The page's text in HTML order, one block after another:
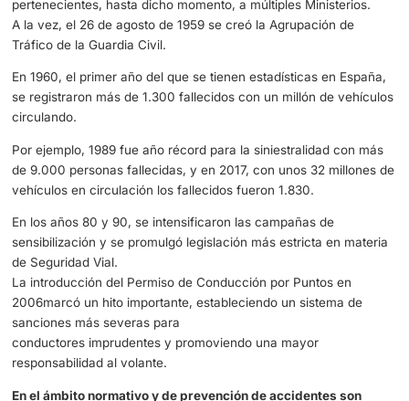
en España?
Se entiende la Seguridad Vial como la prevención de
viales ó la minimización que sus efectos sobre la vida y
La Seguridad Vial en España ha experimentado una
evolución a lo largo de su historia, reflejada en políticas
mentalidad social, en las que se sigue trabajando y
constantemente.
Como hitos significativos desde la creación de la
Tráfico son reseñables:
En 1959 nace la DGT integrando diferentes
pertenecientes, hasta dicho momento, a múltiples
A la vez, el 26 de agosto de 1959 se creó la Agrupación